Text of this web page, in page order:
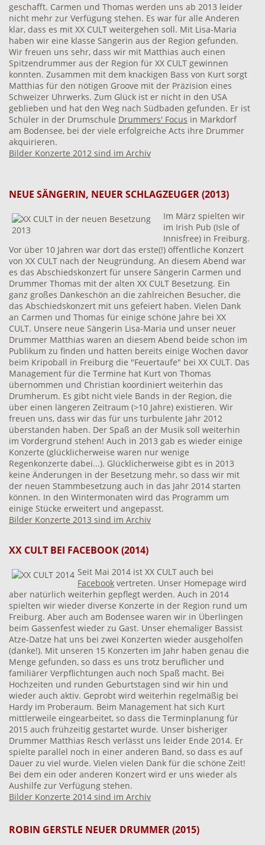
geschafft. Carmen und Thomas werden uns ab 2013 leider
nicht mehr zur Verfügung stehen. Es war für alle Anderen
klar, dass es mit XX CULT weitergehen soll. Mit Lisa-Maria
haben wir eine klasse Sängerin aus der Region gefunden.
Wir freuen uns sehr, dass wir mit Matthias auch einen
Spitzendrummer aus der Region für XX CULT gewinnen
konnten. Zusammen mit dem knackigen Bass von Kurt sorgt
Matthias für den nötigen Groove mit der Präzision eines
Schweizer Uhrwerks. Zum Glück ist er nicht in den USA
geblieben und hat den Weg nach Südbaden gefunden. Er ist
Schüler in der Drumschule Drummers' Focus in Markdorf
am Bodensee, bei der viele erfolgreiche Acts ihre Drummer
akquirieren.
Bilder Konzerte 2012 sind im Archiv
NEUE SÄNGERIN, NEUER SCHLAGZEUGER (2013)
Im März spielten wir
im Irish Pub (Isle of
Innisfree) in Freiburg.
Vor über 10 Jahren war dort das erste(!) öffentliche Konzert
von XX CULT nach der Neugründung. An diesem Abend war
es das Abschiedskonzert für unsere Sängerin Carmen und
Drummer Thomas mit der alten XX CULT Besetzung. Ein
ganz großes Dankeschön an die zahlreichen Besucher, die
das Abschiedskonzert mit uns gefeiert haben. Vielen Dank
an Carmen und Thomas für einige schöne Jahre bei XX
CULT. Unsere neue Sängerin Lisa-Maria und unser neuer
Drummer Matthias waren an diesem Abend beide schon im
Publikum zu finden und hatten bereits einige Wochen davor
beim Kripoball in Freiburg die "Feuertaufe" bei XX CULT. Das
Management für die Termine hat Kurt von Thomas
übernommen und Christian koordiniert weiterhin das
Drumherum. Es gibt nicht viele Bands in der Region, die
über einen längeren Zeitraum (>10 Jahre) existieren. Wir
freuen uns, dass wir das für uns turbulente Jahr 2012
überstanden haben. Der Spaß an der Musik soll weiterhin
im Vordergrund stehen! Auch in 2013 gab es wieder einige
Konzerte (glücklicherweise waren nur wenige
Regenkonzerte dabei...). Glücklicherweise gibt es in 2013
keine Änderungen in der Besetzung mehr, so dass wir mit
der neuen Stammbesetzung auch in das Jahr 2014 starten
können. In den Wintermonaten wird das Programm um
einige Stücke erweitert und angepasst.
Bilder Konzerte 2013 sind im Archiv
XX CULT BEI FACEBOOK (2014)
Seit Mai 2014 ist XX CULT auch bei
Facebook vertreten. Unser Homepage wird
aber natürlich weiterhin gepflegt werden. Auch in 2014
spielten wir wieder diverse Konzerte in der Region rund um
Freiburg. Aber auch am Bodensee waren wir in Überlingen
beim Gassenfest wieder zu Gast. Unser ehemaliger Bassist
Atze-Datze hat uns bei zwei Konzerten wieder ausgeholfen
(danke!). Mit unseren 15 Konzerten im Jahr haben genau die
Menge gefunden, so dass es uns trotz beruflicher und
familiärer Verpflichtungen auch noch Spaß macht. Bei
Hochzeiten und runden Geburtstagen sind wir hin und
wieder auch aktiv. Geprobt wird weiterhin regelmäßig bei
Hardy im Proberaum. Beim Management hat sich Kurt
mittlerweile eingearbeitet, so dass die Terminplanung für
2015 auch frühzeitig gestartet wurde. Unser bisheriger
Drummer Matthias Resch verlässt uns leider Ende 2014. Er
spielte parallel noch in einer anderen Band, so dass es auf
Dauer zu viel wurde. Vielen vielen Dank für die schöne Zeit!
Bei dem ein oder anderen Konzert wird er uns wieder als
Aushilfe zur Verfügung stehen.
Bilder Konzerte 2014 sind im Archiv
ROBIN GERSTLE NEUER DRUMMER (2015)